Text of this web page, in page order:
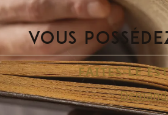
VOUS
FAITES-LE